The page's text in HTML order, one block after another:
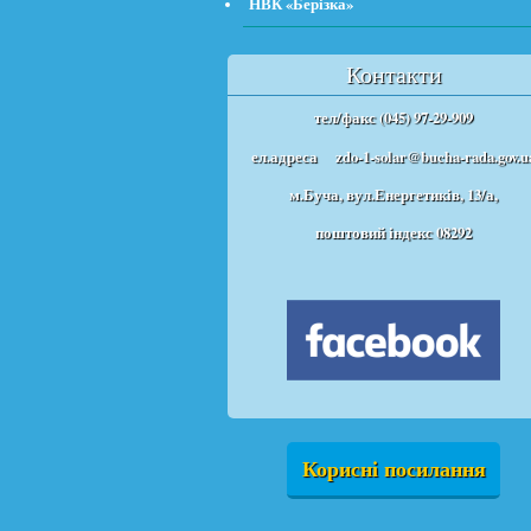
Контакти
тел/факс (045) 97-29-909
ел.адреса zdo-1-solar@bucha-
м.Буча, вул.Енергетиків, 13/а,
поштовий індекс 08292
Корисні посилання